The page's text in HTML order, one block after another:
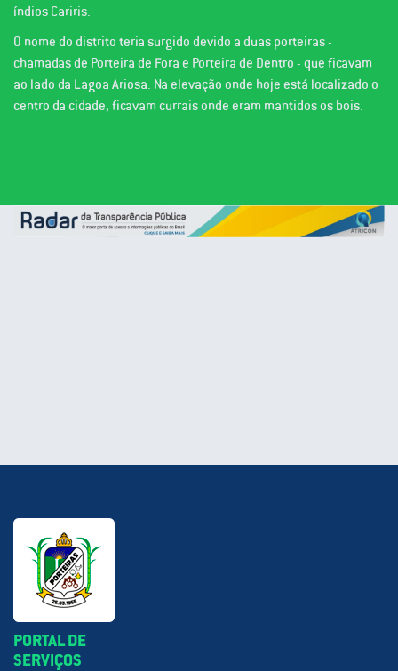
índios Cariris.
O nome do distrito teria surgido devido a duas porteiras -
chamadas de Porteira de Fora e Porteira de Dentro - que ficavam
ao lado da Lagoa Ariosa. Na elevação onde hoje está localizado o
centro da cidade, ficavam currais onde eram mantidos os bois.
PORTAL DE
SERVIÇOS